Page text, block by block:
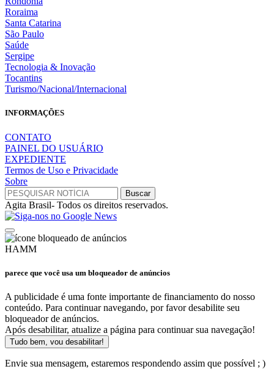
Roraima
Santa Catarina
São Paulo
Saúde
Sergipe
Tecnologia & Inovação
Tocantins
Turismo/Nacional/Internacional
INFORMAÇÕES
CONTATO
PAINEL DO USUÁRIO
EXPEDIENTE
Termos de Uso e Privacidade
Sobre
Agita Brasil- Todos os direitos reservados.
HAMM
parece que você usa um bloqueador de anúncios
A publicidade é uma fonte importante de financiamento do nosso
conteúdo. Para continuar navegando, por favor desabilite seu
bloqueador de anúncios.
Após desabilitar, atualize a página para continuar sua navegação!
Tudo bem, vou desabilitar!
Envie sua mensagem, estaremos respondendo assim que possível ; )